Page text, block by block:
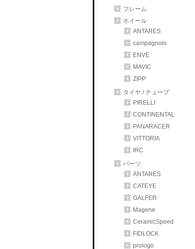
フレーム
ホイール
ANTARES
campagnolo
ENVE
MAVIC
ZIPP
タイヤ / チューブ
PIRELLI
CONTINENTAL
PANARACER
VITTORIA
IRC
パーツ
ANTARES
CATEYE
GALFER
Magene
CeramicSpeed
FIDLOCK
prologo